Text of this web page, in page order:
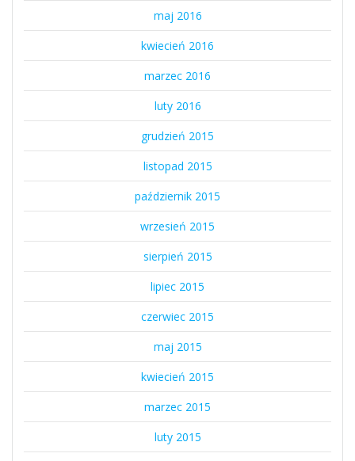
maj 2016
kwiecień 2016
marzec 2016
luty 2016
grudzień 2015
listopad 2015
październik 2015
wrzesień 2015
sierpień 2015
lipiec 2015
czerwiec 2015
maj 2015
kwiecień 2015
marzec 2015
luty 2015